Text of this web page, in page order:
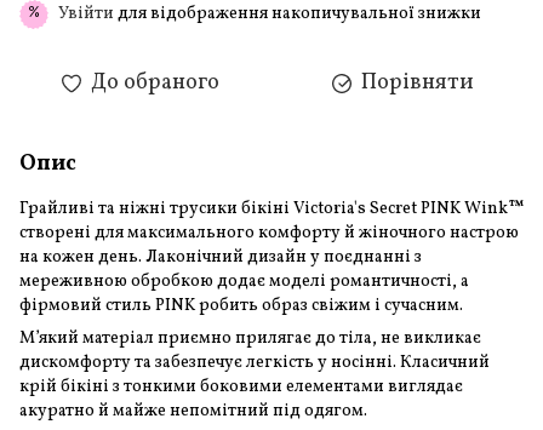
% Увійти для відображення накопичувальної знижки
До обраного Порівняти
Опис
Грайливі та ніжні трусики бікіні Victoria's Secret PINK Wink™
створені для максимального комфорту й жіночного настрою
на кожен день. Лаконічний дизайн у поєднанні з
мереживною обробкою додає моделі романтичності, а
фірмовий стиль PINK робить образ свіжим і сучасним.
М’який матеріал приємно прилягає до тіла, не викликає
дискомфорту та забезпечує легкість у носінні. Класичний
крій бікіні з тонкими боковими елементами виглядає
акуратно й майже непомітний під одягом.